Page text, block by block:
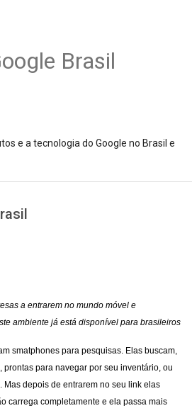
Brasil
e a tecnologia do Google no Brasil e
a entrarem no mundo móvel e
ambiente já está disponível para brasileiros
smatphones para pesquisas. Elas buscam,
prontas para navegar por seu inventário, ou
Mas depois de entrarem no seu link elas
carrega completamente e ela passa mais